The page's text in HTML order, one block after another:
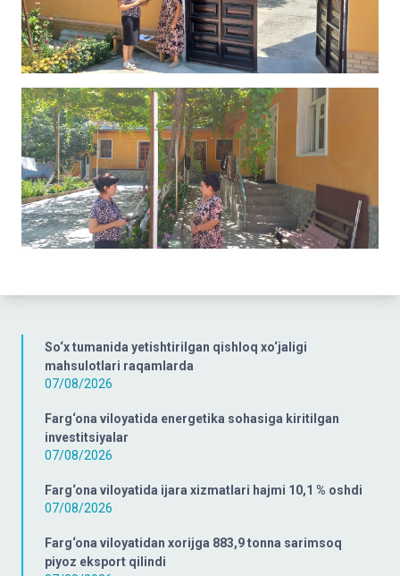
So‘x tumanida yetishtirilgan qishloq xo‘jaligi
mahsulotlari raqamlarda
07/08/2026
Farg‘ona viloyatida energetika sohasiga kiritilgan
investitsiyalar
07/08/2026
Farg‘ona viloyatida ijara xizmatlari hajmi 10,1 % oshdi
07/08/2026
Farg‘ona viloyatidan xorijga 883,9 tonna sarimsoq
piyoz eksport qilindi